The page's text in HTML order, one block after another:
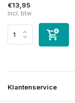
€13,95
Incl. btw
Klantenservice